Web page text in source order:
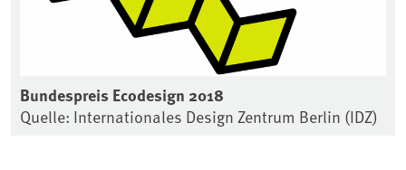
Bundespreis Ecodesign 2018
Quelle: Internationales Design Zentrum Berlin (IDZ)